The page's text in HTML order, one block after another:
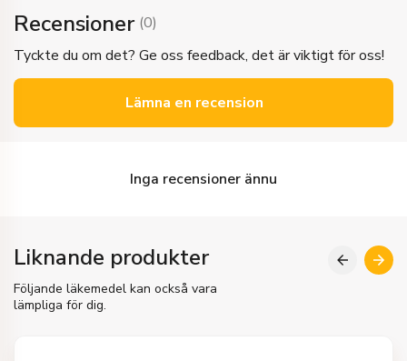
Recensioner (0)
Tyckte du om det? Ge oss feedback, det är viktigt för oss!
Lämna en recension
Inga recensioner ännu
Liknande produkter
Följande läkemedel kan också vara
lämpliga för dig.